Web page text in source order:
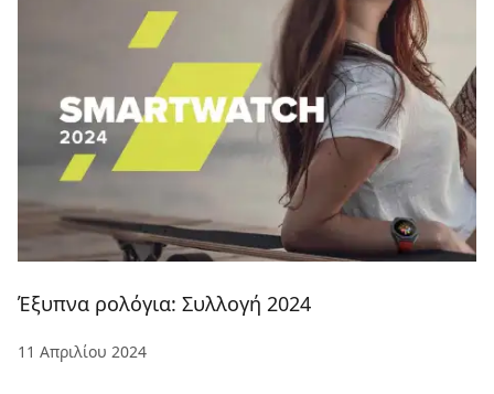
Έξυπνα ρολόγια: Συλλογή 2024
11 Απριλίου 2024